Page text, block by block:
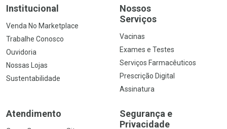
Institucional
Venda No Marketplace
Trabalhe Conosco
Ouvidoria
Nossas Lojas
Sustentabilidade
Nossos
Serviços
Vacinas
Exames e Testes
Serviços Farmacêuticos
Prescrição Digital
Assinatura
Atendimento
Segurança e
Privacidade